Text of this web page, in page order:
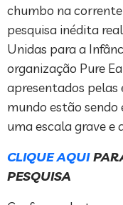
chumbo na corrente
pesquisa inédita
Unidas para a
organização Pure
apresentados pelas
mundo estão
uma escala grave e
CLIQUE AQUI
PESQUISA